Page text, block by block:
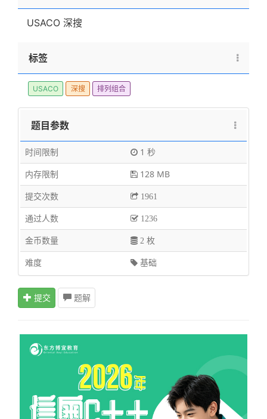
USACO 深搜
标签
USACO 深搜 排列组合
题目参数
时间限制
1 秒
内存限制
128 MB
提交次数
1961
通过人数 1236
金币数量 2 枚
难度 基础
提交 题解